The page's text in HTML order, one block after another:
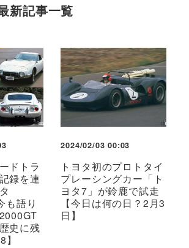
新記事一覧
ドトラ
録を連
も語り
史に残
2024/02/03 00:03
トヨタ初のプロトタイ
プレーシングカー「ト
ヨタ7」が鈴鹿で試走
【今日は何の日？2月3
日】